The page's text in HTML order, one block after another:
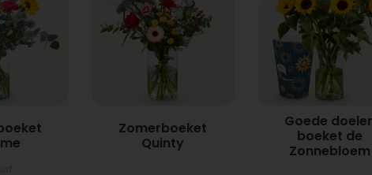
Zomerboeket
Quinty
Goede
boeket de
Zonnebloem